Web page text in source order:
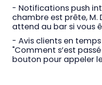
- Notifications push
chambre est prête, M.
attend au bar si vous
- Avis clients en temps
"Comment s’est
bouton pour appeler